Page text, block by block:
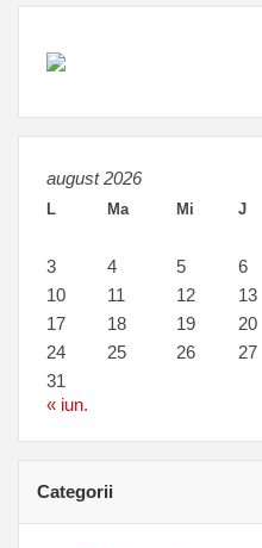
august 2026
L Ma Mi J
3
4 5 6
10
11 12 13
17
18 19 20
24
25 26 27
31
« iun.
Categorii